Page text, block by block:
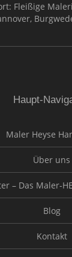
Fleißige
Haupt-
Maler Heyse
Über uns
– Das Maler-
Blog
Kontakt